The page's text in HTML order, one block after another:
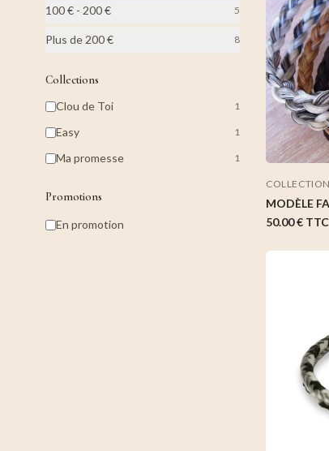
100 € - 200 € 5
Plus de 200 € 8
Collections
Clou de Toi
1
Easy 1
Ma promesse 1
Promotions
En promotion
MODÈLE
50.00 € TTC